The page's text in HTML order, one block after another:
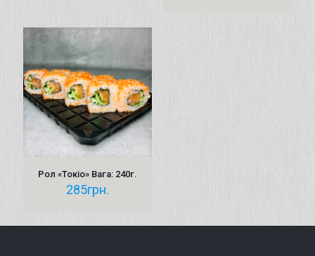
Рол «Токіо» Вага: 240г.
285грн.